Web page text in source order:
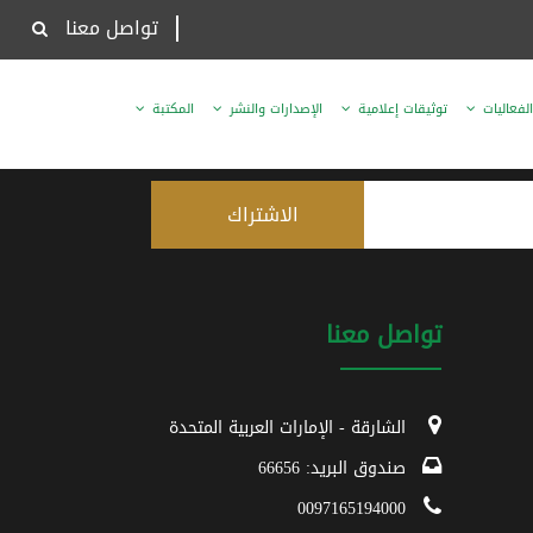
تواصل معنا
الفعاليات توثيقات إعلامية الإصدارات والنشر المكتبة
تواصل معنا
الشارقة - الإمارات العربية المتحدة
صندوق البريد: 66656
0097165194000